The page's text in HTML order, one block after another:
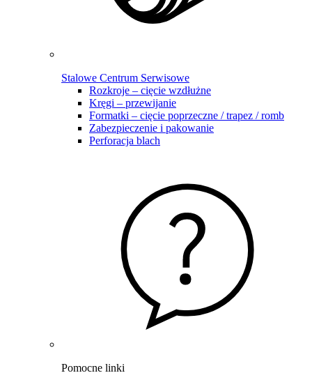
Stalowe Centrum Serwisowe
Rozkroje – cięcie wzdłużne
Kręgi – przewijanie
Formatki – cięcie poprzeczne / trapez / romb
Zabezpieczenie i pakowanie
Perforacja blach
Pomocne linki